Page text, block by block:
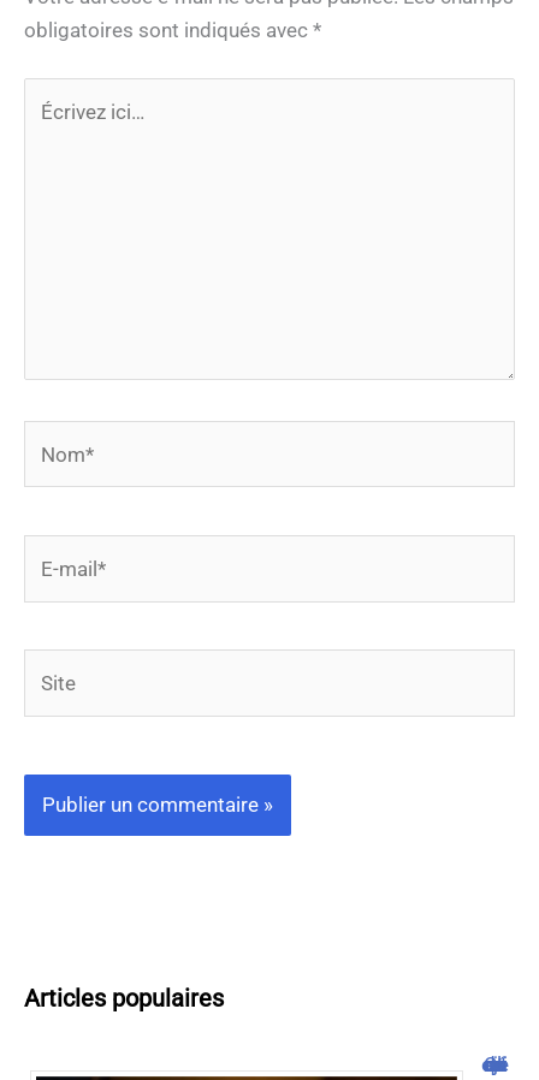
obligatoires sont indiqués avec *
ici…
Articles populaires
Cliquojeux : découverte et avis